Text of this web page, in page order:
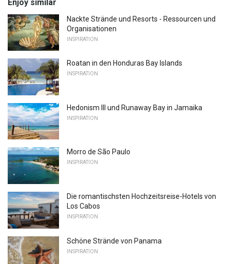
Enjoy similar
Nackte Strände und Resorts - Ressourcen und
Organisationen
INSPIRATION
Roatan in den Honduras Bay Islands
INSPIRATION
Hedonism III und Runaway Bay in Jamaika
INSPIRATION
Morro de São Paulo
INSPIRATION
Die romantischsten Hochzeitsreise-Hotels von
Los Cabos
INSPIRATION
Schöne Strände von Panama
INSPIRATION